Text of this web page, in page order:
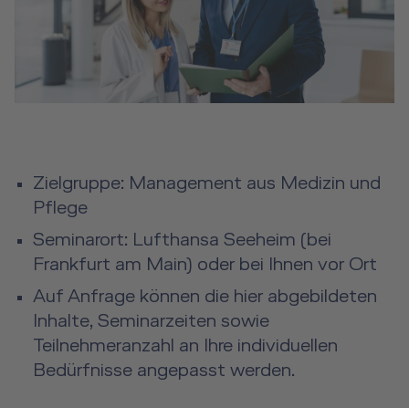
Zielgruppe: Management aus Medizin und
Pflege
Seminarort: Lufthansa Seeheim (bei
Frankfurt am Main) oder bei Ihnen vor Ort
Auf Anfrage können die hier abgebildeten
Inhalte, Seminarzeiten sowie
Teilnehmeranzahl an Ihre individuellen
Bedürfnisse angepasst werden.